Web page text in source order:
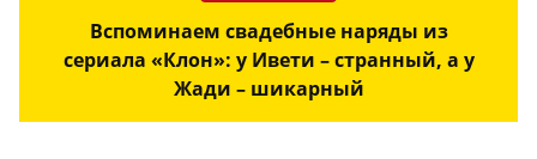
Вспоминаем свадебные наряды из
сериала «Клон»: у Ивети – странный, а у
Жади – шикарный